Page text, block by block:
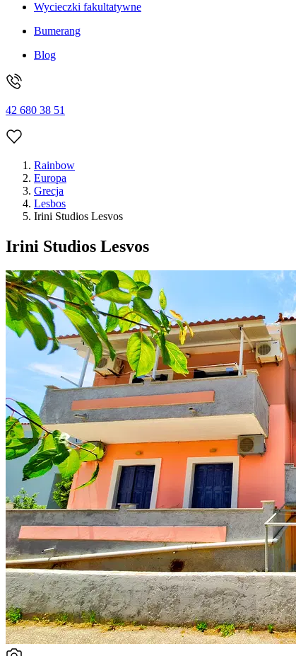
Wycieczki fakultatywne
Bumerang
Blog
42 680 38 51
Rainbow
Europa
Grecja
Lesbos
Irini Studios Lesvos
Irini Studios Lesvos